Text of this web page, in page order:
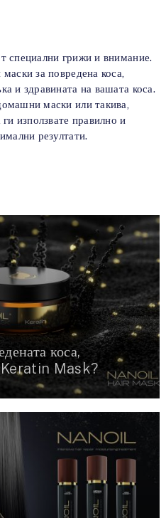
специални грижи и внимание.
за повредена коса,
и здравината на вашата коса.
маски или такива,
използвате правилно и
резултати.
коса,
Keratin Mask?